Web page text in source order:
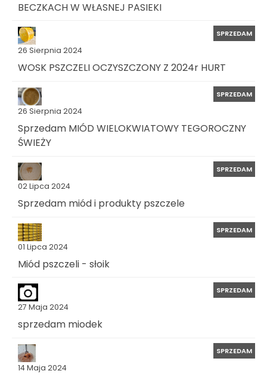
BECZKACH W WŁASNEJ PASIEKI
26 Sierpnia 2024
SPRZEDAM
WOSK PSZCZELI OCZYSZCZONY Z 2024r HURT
26 Sierpnia 2024
SPRZEDAM
Sprzedam MIÓD WIELOKWIATOWY TEGOROCZNY
ŚWIEŻY
02 Lipca 2024
SPRZEDAM
Sprzedam miód i produkty pszczele
01 Lipca 2024
SPRZEDAM
Miód pszczeli - słoik
27 Maja 2024
SPRZEDAM
sprzedam miodek
14 Maja 2024
SPRZEDAM